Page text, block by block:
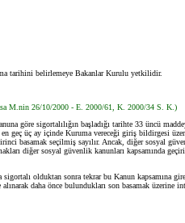
tarihini belirlemeye Bakanlar Kurulu yetkilidir.
M.nin 26/10/2000 - E. 2000/61, K. 2000/34 S. K.)
göre sigortalılığın başladığı tarihte 33 üncü
geç üç ay içinde Kuruma vereceği giriş bildirgesi
basamak seçilmiş sayılır. Ancak, diğer sosyal
diğer sosyal güvenlik kanunları kapsamında
olduktan sonra tekrar bu Kanun kapsamına
daha önce bulundukları son basamak üzerine